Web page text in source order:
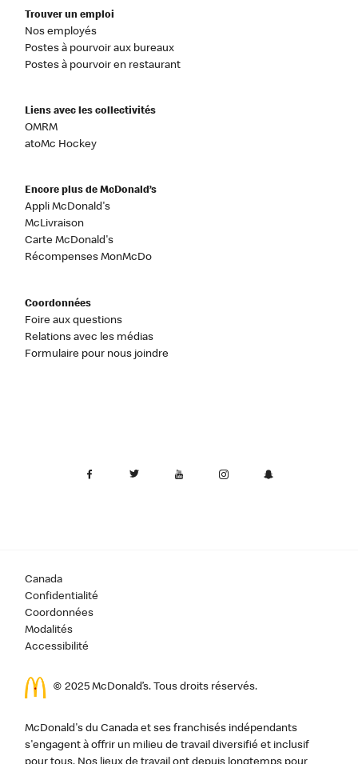
Trouver un emploi
Nos employés
Postes à pourvoir aux bureaux
Postes à pourvoir en restaurant
Liens avec les collectivités
OMRM
atoMc Hockey
Encore plus de McDonald’s
Appli McDonald's
McLivraison
Carte McDonald's
Récompenses MonMcDo
Coordonnées
Foire aux questions
Relations avec les médias
Formulaire pour nous joindre
Canada
Confidentialité
Coordonnées
Modalités
Accessibilité
© 2025 McDonald’s. Tous droits réservés.
McDonald's du Canada et ses franchisés indépendants
s'engagent à offrir un milieu de travail diversifié et inclusif